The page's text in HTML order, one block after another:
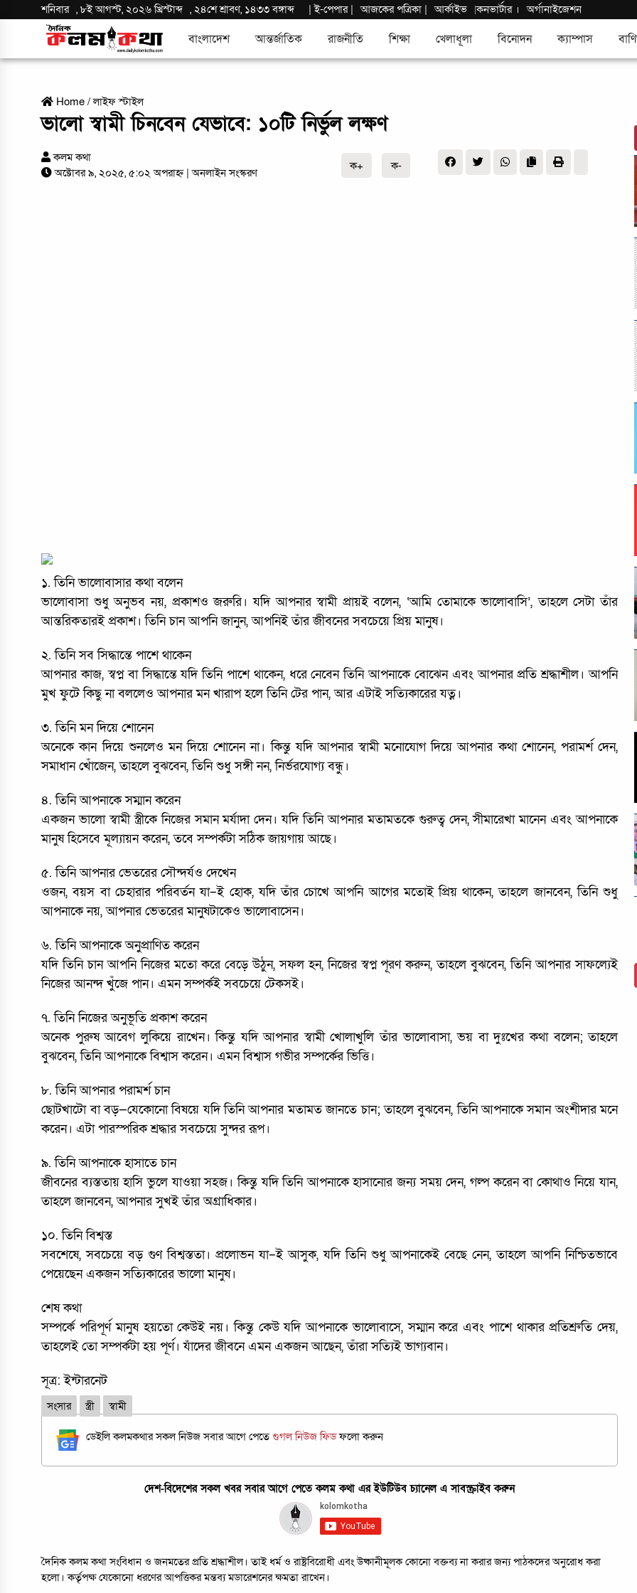
শনিবার ,৮ই আগস্ট, ২০২৬ খ্রিস্টাব্দ ,২৪শে শ্রাবণ, ১৪৩৩ বঙ্গাব্দ |ই-পেপার| আজকের পত্রিকা | আর্কাইভ |কনভার্টার । অর্গানাইজেশন
বাংলাদেশ আন্তর্জাতিক রাজনীতি শিক্ষা খেলাধূলা বিনোদন ক্যাম্পাস
Home /লাইফ স্টাইল
ভালো স্বামী চিনবেন যেভাবে: ১০টি নির্ভুল লক্ষণ
কলম কথা
অক্টোবর ৯, ২০২৫, ৫:০২ অপরাহ্ন | অনলাইন সংস্করণ
ক+ ক-
১. তিনি ভালোবাসার কথা বলেন
ভালোবাসা শুধু অনুভব নয়, প্রকাশও জরুরি। যদি আপনার স্বামী প্রায়ই বলেন, ‘আমি তোমাকে ভালোবাসি’, তাহলে সেটা তাঁর
আন্তরিকতারই প্রকাশ। তিনি চান আপনি জানুন, আপনিই তাঁর জীবনের সবচেয়ে প্রিয় মানুষ।
২. তিনি সব সিদ্ধান্তে পাশে থাকেন
আপনার কাজ, স্বপ্ন বা সিদ্ধান্তে যদি তিনি পাশে থাকেন, ধরে নেবেন তিনি আপনাকে বোঝেন এবং আপনার প্রতি শ্রদ্ধাশীল। আপনি
মুখ ফুটে কিছু না বললেও আপনার মন খারাপ হলে তিনি টের পান, আর এটাই সত্যিকারের যত্ন।
৩. তিনি মন দিয়ে শোনেন
অনেকে কান দিয়ে শুনলেও মন দিয়ে শোনেন না। কিন্তু যদি আপনার স্বামী মনোযোগ দিয়ে আপনার কথা শোনেন, পরামর্শ দেন,
সমাধান খোঁজেন, তাহলে বুঝবেন, তিনি শুধু সঙ্গী নন, নির্ভরযোগ্য বন্ধু।
৪. তিনি আপনাকে সম্মান করেন
একজন ভালো স্বামী স্ত্রীকে নিজের সমান মর্যাদা দেন। যদি তিনি আপনার মতামতকে গুরুত্ব দেন, সীমারেখা মানেন এবং আপনাকে
মানুষ হিসেবে মূল্যায়ন করেন, তবে সম্পর্কটা সঠিক জায়গায় আছে।
৫. তিনি আপনার ভেতরের সৌন্দর্যও দেখেন
ওজন, বয়স বা চেহারার পরিবর্তন যা–ই হোক, যদি তাঁর চোখে আপনি আগের মতোই প্রিয় থাকেন, তাহলে জানবেন, তিনি শুধু
আপনাকে নয়, আপনার ভেতরের মানুষটাকেও ভালোবাসেন।
৬. তিনি আপনাকে অনুপ্রাণিত করেন
যদি তিনি চান আপনি নিজের মতো করে বেড়ে উঠুন, সফল হন, নিজের স্বপ্ন পূরণ করুন, তাহলে বুঝবেন, তিনি আপনার সাফল্যেই
নিজের আনন্দ খুঁজে পান। এমন সম্পর্কই সবচেয়ে টেকসই।
৭. তিনি নিজের অনুভূতি প্রকাশ করেন
অনেক পুরুষ আবেগ লুকিয়ে রাখেন। কিন্তু যদি আপনার স্বামী খোলাখুলি তাঁর ভালোবাসা, ভয় বা দুঃখের কথা বলেন; তাহলে
বুঝবেন, তিনি আপনাকে বিশ্বাস করেন। এমন বিশ্বাস গভীর সম্পর্কের ভিত্তি।
৮. তিনি আপনার পরামর্শ চান
ছোটখাটো বা বড়—যেকোনো বিষয়ে যদি তিনি আপনার মতামত জানতে চান; তাহলে বুঝবেন, তিনি আপনাকে সমান অংশীদার মনে
করেন। এটা পারস্পরিক শ্রদ্ধার সবচেয়ে সুন্দর রূপ।
৯. তিনি আপনাকে হাসাতে চান
জীবনের ব্যস্ততায় হাসি ভুলে যাওয়া সহজ। কিন্তু যদি তিনি আপনাকে হাসানোর জন্য সময় দেন, গল্প করেন বা কোথাও নিয়ে যান,
তাহলে জানবেন, আপনার সুখই তাঁর অগ্রাধিকার।
১০. তিনি বিশ্বস্ত
সবশেষে, সবচেয়ে বড় গুণ বিশ্বস্ততা। প্রলোভন যা–ই আসুক, যদি তিনি শুধু আপনাকেই বেছে নেন, তাহলে আপনি নিশ্চিতভাবে
পেয়েছেন একজন সত্যিকারের ভালো মানুষ।
শেষ কথা
সম্পর্কে পরিপূর্ণ মানুষ হয়তো কেউই নয়। কিন্তু কেউ যদি আপনাকে ভালোবাসে, সম্মান করে এবং পাশে থাকার প্রতিশ্রুতি দেয়,
তাহলেই তো সম্পর্কটা হয় পূর্ণ। যাঁদের জীবনে এমন একজন আছেন, তাঁরা সত্যিই ভাগ্যবান।
সূত্র: ইন্টারনেট
সংসার স্ত্রী স্বামী
ডেইলি কলমকথার সকল নিউজ সবার আগে পেতেগুগল নিউজ ফিডফলো করুন
দেশ-বিদেশের সকল খবর সবার আগে পেতে কলম কথা এর ইউটিউব চ্যানেল এ সাবস্ক্রাইব করুন
দৈনিক কলম কথা সংবিধান ও জনমতের প্রতি শ্রদ্ধাশীল। তাই ধর্ম ও রাষ্ট্রবিরোধী এবং উষ্কানীমূলক কোনো বক্তব্য না করার জন্য পাঠকদের অনুরোধ করা
হলো। কর্তৃপক্ষ যেকোনো ধরণের আপত্তিকর মন্তব্য মডারেশনের ক্ষমতা রাখেন।